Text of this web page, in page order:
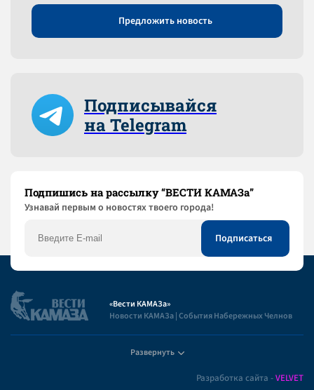
Предложить новость
Подписывайся
на Telegram
Подпишись на рассылку “ВЕСТИ КАМАЗа”
Узнaвай первым о новостях твоего города!
«Вести КАМАЗа»
Новости КАМАЗа | События Набережных Челнов
Развернуть
Разработка сайта -VELVET